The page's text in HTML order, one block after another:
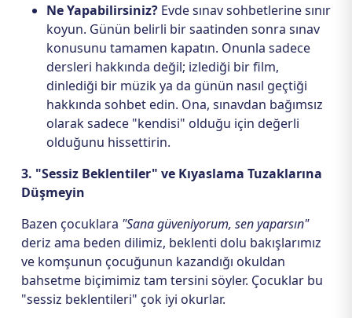
Ne Yapabilirsiniz? Evde sınav sohbetlerine sınır
koyun. Günün belirli bir saatinden sonra sınav
konusunu tamamen kapatın. Onunla sadece
dersleri hakkında değil; izlediği bir film,
dinlediği bir müzik ya da günün nasıl geçtiği
hakkında sohbet edin. Ona, sınavdan bağımsız
olarak sadece "kendisi" olduğu için değerli
olduğunu hissettirin.
3. "Sessiz Beklentiler" ve Kıyaslama Tuzaklarına
Düşmeyin
Bazen çocuklara "Sana güveniyorum, sen yaparsın"
deriz ama beden dilimiz, beklenti dolu bakışlarımız
ve komşunun çocuğunun kazandığı okuldan
bahsetme biçimimiz tam tersini söyler. Çocuklar bu
"sessiz beklentileri" çok iyi okurlar.